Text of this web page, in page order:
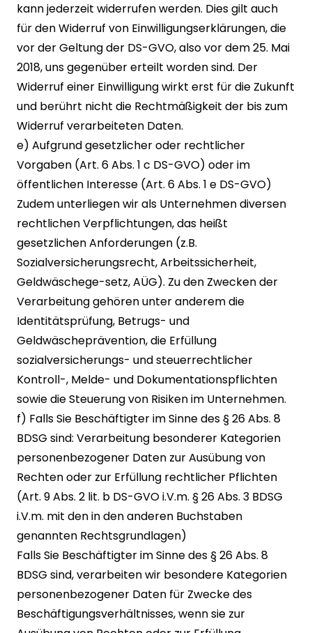
kann jederzeit widerrufen werden. Dies gilt auch
für den Widerruf von Einwilligungserklärungen, die
vor der Geltung der DS-GVO, also vor dem 25. Mai
2018, uns gegenüber erteilt worden sind. Der
Widerruf einer Einwilligung wirkt erst für die Zukunft
und berührt nicht die Rechtmäßigkeit der bis zum
Widerruf verarbeiteten Daten.
e) Aufgrund gesetzlicher oder rechtlicher
Vorgaben (Art. 6 Abs. 1 c DS-GVO) oder im
öffentlichen Interesse (Art. 6 Abs. 1 e DS-GVO)
Zudem unterliegen wir als Unternehmen diversen
rechtlichen Verpflichtungen, das heißt
gesetzlichen Anforderungen (z.B.
Sozialversicherungsrecht, Arbeitssicherheit,
Geldwäschege-setz, AÜG). Zu den Zwecken der
Verarbeitung gehören unter anderem die
Identitätsprüfung, Betrugs- und
Geldwäscheprävention, die Erfüllung
sozialversicherungs- und steuerrechtlicher
Kontroll-, Melde- und Dokumentationspflichten
sowie die Steuerung von Risiken im Unternehmen.
f) Falls Sie Beschäftigter im Sinne des § 26 Abs. 8
BDSG sind: Verarbeitung besonderer Kategorien
personenbezogener Daten zur Ausübung von
Rechten oder zur Erfüllung rechtlicher Pflichten
(Art. 9 Abs. 2 lit. b DS-GVO i.V.m. § 26 Abs. 3 BDSG
i.V.m. mit den in den anderen Buchstaben
genannten Rechtsgrundlagen)
Falls Sie Beschäftigter im Sinne des § 26 Abs. 8
BDSG sind, verarbeiten wir besondere Kategorien
personenbezogener Daten für Zwecke des
Beschäftigungsverhältnisses, wenn sie zur